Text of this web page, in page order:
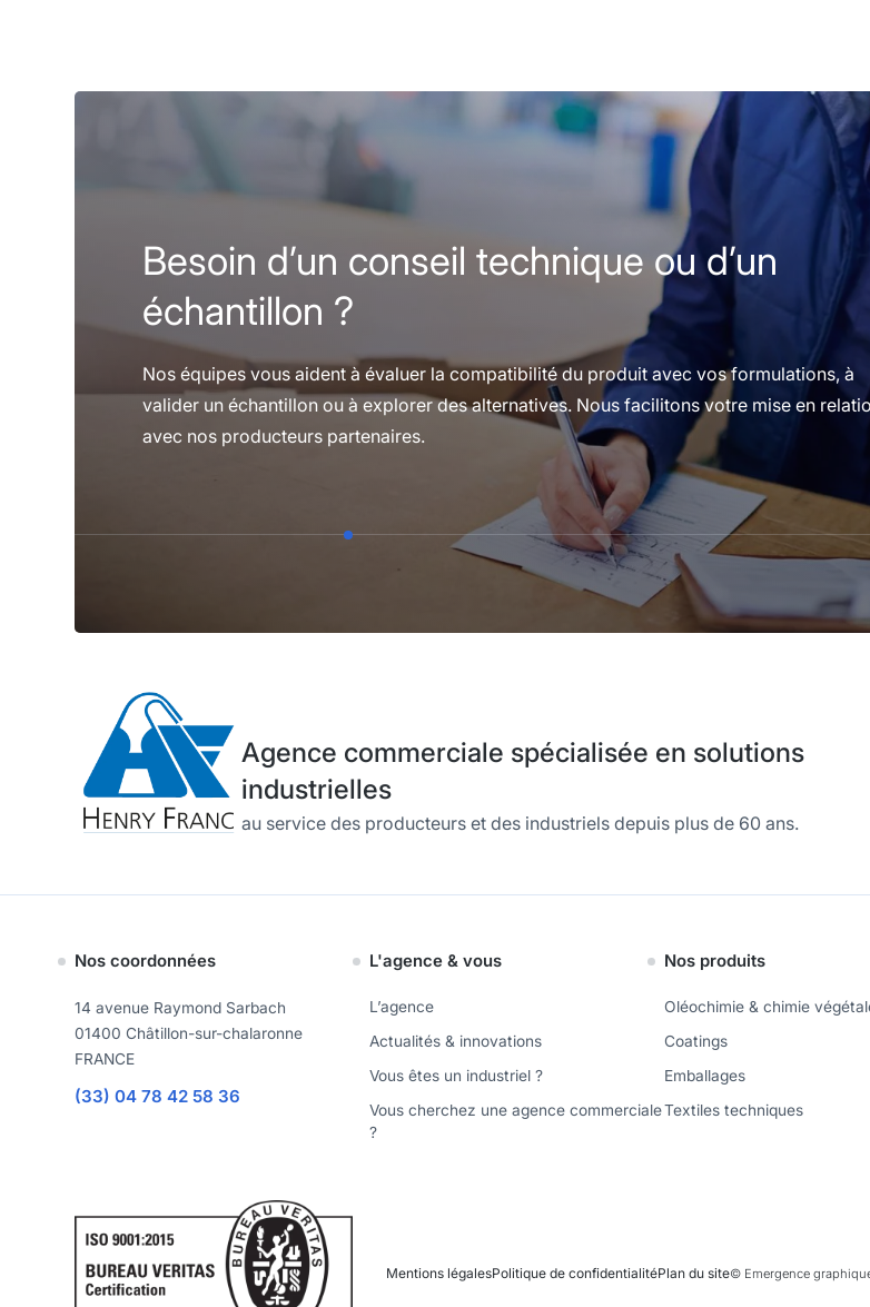
Besoin d’un conseil technique ou d’un
échantillon ?
Nos équipes vous aident à évaluer la compatibilité du produit avec vos formulations, à
valider un échantillon ou à explorer des alternatives. Nous facilitons votre mise en
avec nos producteurs partenaires.
Agence commerciale spécialisée en solutions
industrielles
au service des producteurs et des industriels depuis plus de 60 ans.
Nos coordonnées
14 avenue Raymond Sarbach
01400 Châtillon-sur-chalaronne
FRANCE
(33) 04 78 42 58 36
L'agence & vous
L’agence
Actualités & innovations
Vous êtes un industriel ?
Vous cherchez une agence commerciale
?
Nos produits
Oléochimie & chimie
Coatings
Emballages
Textiles techniques
Mentions légalesPolitique de confidentialitéPlan du site© Emergence